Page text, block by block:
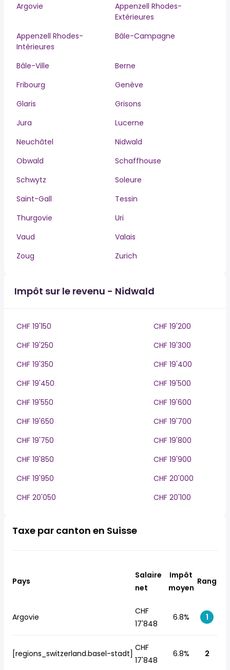
Argovie
Appenzell Rhodes-
Extérieures
Appenzell Rhodes-
Intérieures
Bâle-Campagne
Bâle-Ville
Berne
Fribourg
Genève
Glaris
Grisons
Jura
Lucerne
Neuchâtel
Nidwald
Obwald
Schaffhouse
Schwytz
Soleure
Saint-Gall
Tessin
Thurgovie
Uri
Vaud
Valais
Zoug
Zurich
Impôt sur le revenu - Nidwald
CHF 19'150
CHF 19'200
CHF 19'250
CHF 19'300
CHF 19'350
CHF 19'400
CHF 19'450
CHF 19'500
CHF 19'550
CHF 19'600
CHF 19'650
CHF 19'700
CHF 19'750
CHF 19'800
CHF 19'850
CHF 19'900
CHF 19'950
CHF 20'000
CHF 20'050
CHF 20'100
Taxe par canton en Suisse
Pays
Salaire
net
Impôt
moyen
Rang
Argovie
CHF
17'848
6.8% 1
[regions_switzerland.basel-stadt]
CHF
17'848
6.8% 2